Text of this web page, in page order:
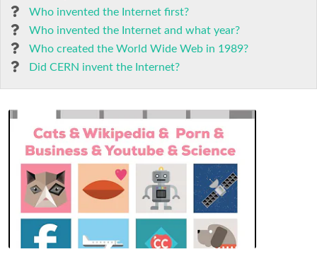
Who invented the Internet first?
Who invented the Internet and what year?
Who created the World Wide Web in 1989?
Did CERN invent the Internet?